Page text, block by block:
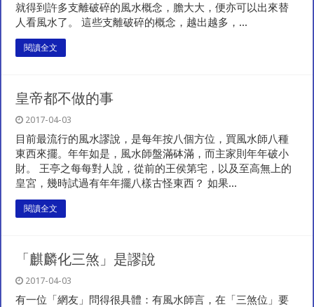
就得到許多支離破碎的風水概念，膽大大，便亦可以出來替
人看風水了。 這些支離破碎的概念，越出越多，...
閱讀全文
皇帝都不做的事
2017-04-03
目前最流行的風水謬說，是每年按八個方位，買風水師八種
東西來擺。年年如是，風水師盤滿砵滿，而主家則年年破小
財。 王亭之每每對人說，從前的王侯第宅，以及至高無上的
皇宮，幾時試過有年年擺八樣古怪東西？ 如果...
閱讀全文
「麒麟化三煞」是謬說
2017-04-03
有一位「網友」問得很具體：有風水師言，在「三煞位」要